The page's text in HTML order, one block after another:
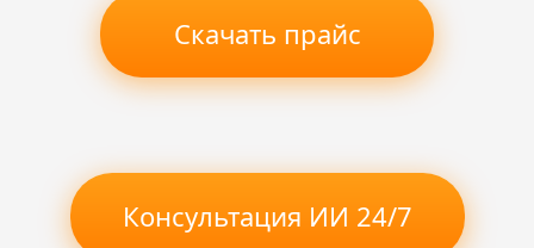
Скачать прайс
Консультация ИИ 24/7